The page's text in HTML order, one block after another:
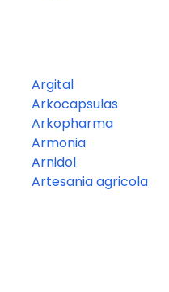
Argital
Arkocapsulas
Arkopharma
Armonia
Arnidol
Artesania agricola